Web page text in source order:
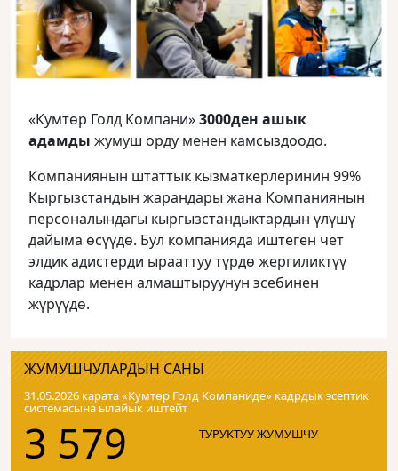
«Кумтөр Голд Компани»3000ден ашык
адамды жумуш орду менен камсыздоодо.
Компаниянын штаттык кызматкерлеринин 99%
Кыргызстандын жарандары жана Компаниянын
персоналындагы кыргызстандыктардын үлүшү
дайыма өсүүдө. Бул компанияда иштеген чет
элдик адистерди ырааттуу түрдө жергиликтүү
кадрлар менен алмаштыруунун эсебинен
жүрүүдө.
ЖУМУШЧУЛАРДЫН САНЫ
31.05.2026 карата «Кумтɵр Голд Компаниде» кадрдык эсептик
системасына ылайык иштейт
3 579 ТУРУКТУУ ЖУМУШЧУ